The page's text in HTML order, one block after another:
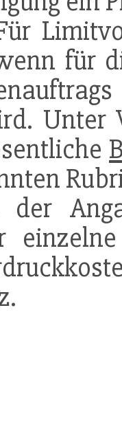
für
Unter
der